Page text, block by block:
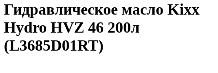
Гидравлическое масло Kixx
Hydro НVZ 46 200л
(L3685D01RT)